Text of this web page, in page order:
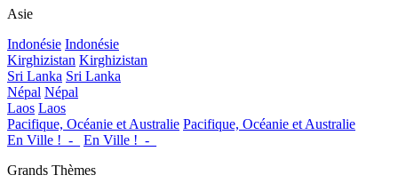
Asie
Indonésie Indonésie
Kirghizistan Kirghizistan
Sri Lanka Sri Lanka
Népal Népal
Laos Laos
Pacifique, Océanie et Australie Pacifique, Océanie et Australie
En Ville !_-_
En Ville !_-_
Grands Thèmes